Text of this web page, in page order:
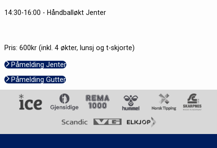
14:30-16:00 - Håndballøkt Jenter
Pris: 600kr (inkl. 4 økter, lunsj og t-skjorte)
Påmelding Jenter
Påmelding Gutter